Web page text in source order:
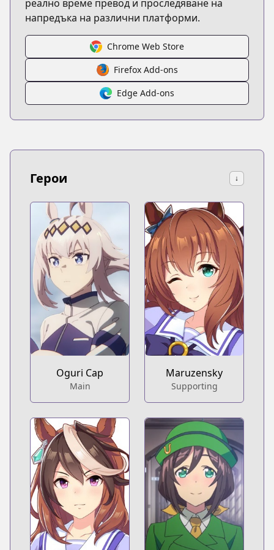
реално време превод и проследяване на
напредъка на различни платформи.
Chrome Web Store
Firefox Add-ons
Edge Add-ons
Герои ↓
Oguri Cap
Main
Maruzensky
Supporting